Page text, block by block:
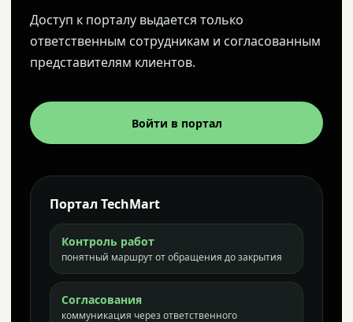
Доступ к порталу выдается только
ответственным сотрудникам и согласованным
представителям клиентов.
Войти в портал
Портал TechMart
Контроль работ
понятный маршрут от обращения до закрытия
Согласования
коммуникация через ответственного